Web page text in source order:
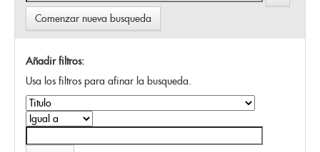
Comenzar nueva busqueda
Añadir filtros:
Usa los filtros para afinar la busqueda.